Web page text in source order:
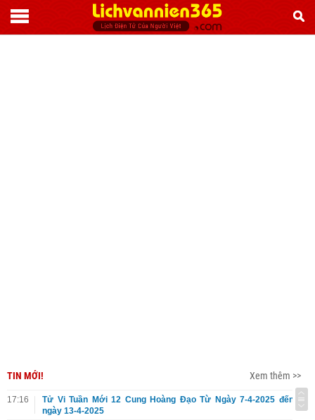
TIN MỚI! Xem thêm >>
17:16
Tử Vi Tuần Mới 12 Cung Hoàng Đạo Từ Ngày 7-4-2025 đến
ngày 13-4-2025